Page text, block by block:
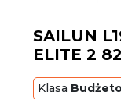
SAILUN
ELITE 2
Klasa